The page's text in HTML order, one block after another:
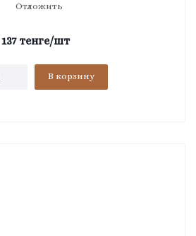
Отложить
137тенге/шт
В корзину